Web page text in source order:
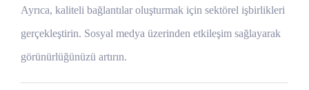
Ayrıca, kaliteli bağlantılar oluşturmak için sektörel işbirlikleri
gerçekleştirin. Sosyal medya üzerinden etkileşim sağlayarak
görünürlüğünüzü artırın.